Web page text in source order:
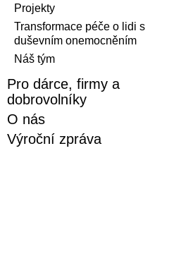
Projekty
Transformace péče o lidi s
duševním onemocněním
Náš tým
Pro dárce, firmy a
dobrovolníky
O nás
Výroční zpráva